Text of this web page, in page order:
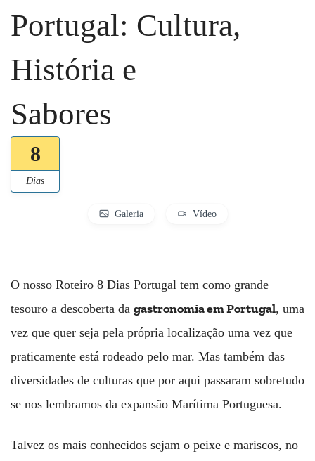
Portugal: Cultura,
História e
Sabores
8
Dias
Galeria Vídeo
O nosso Roteiro 8 Dias Portugal tem como grande
tesouro a descoberta da gastronomia em Portugal, uma
vez que quer seja pela própria localização uma vez que
praticamente está rodeado pelo mar. Mas também das
diversidades de culturas que por aqui passaram sobretudo
se nos lembramos da expansão Marítima Portuguesa.
Talvez os mais conhecidos sejam o peixe e mariscos, no